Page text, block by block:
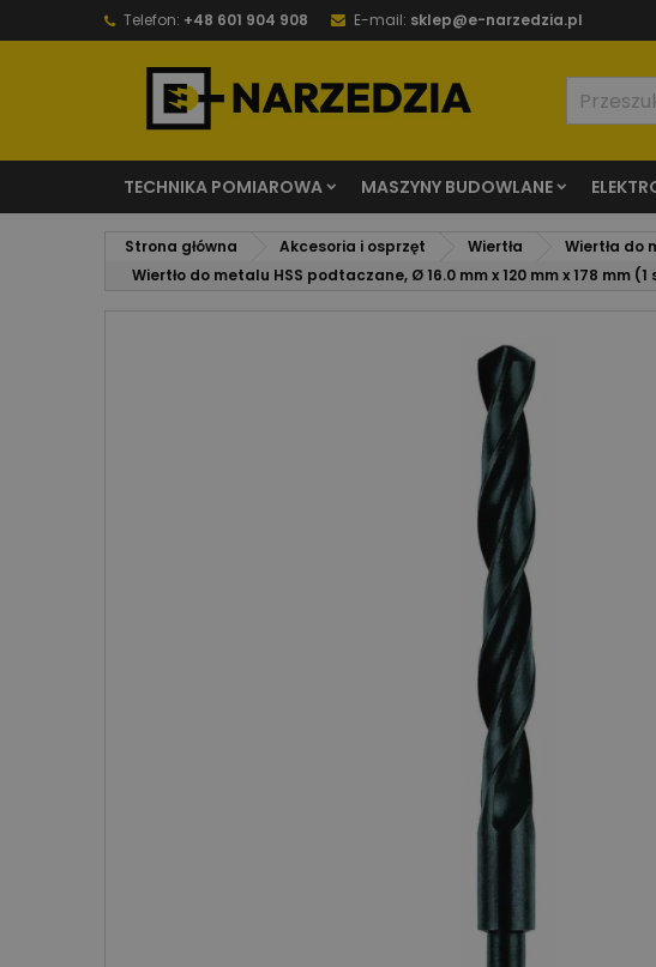
Telefon: +48 601 904 908 E-mail: sklep@e-narzedzia.pl
TECHNIKA POMIAROWA MASZYNY BUDOWLANE
Strona główna Akcesoria i osprzęt Wiertła Wiertła do
Wiertło do metalu HSS podtaczane, Ø 16.0 mm x 120 mm x 178 mm (1